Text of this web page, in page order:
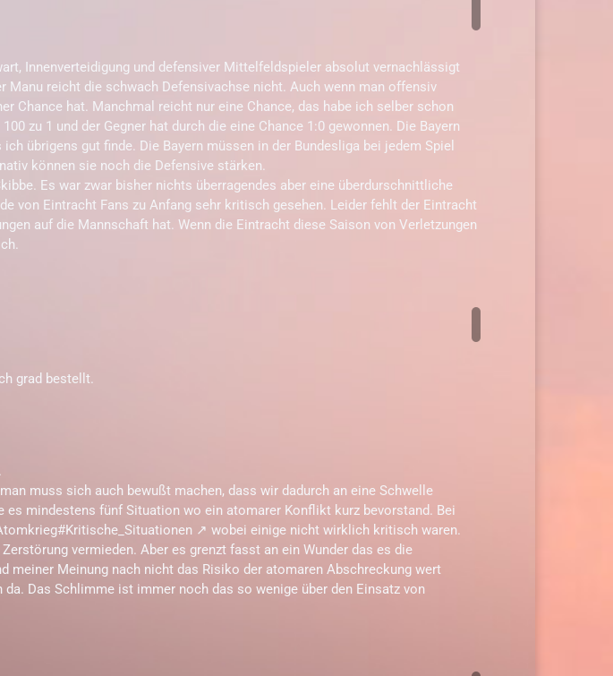
Innenverteidigung und defensiver Mittelfeldspieler absolut vernachlässigt
Manu reicht die schwach Defensivachse nicht. Auch wenn man offensiv
Chance hat. Manchmal reicht nur eine Chance, das habe ich selber schon
zu 1 und der Gegner hat durch die eine Chance 1:0 gewonnen. Die Bayern
übrigens gut finde. Die Bayern müssen in der Bundesliga bei jedem Spiel
können sie noch die Defensive stärken.
Es war zwar bisher nichts überragendes aber eine überdurschnittliche
von Eintracht Fans zu Anfang sehr kritisch gesehen. Leider fehlt der Eintracht
auf die Mannschaft hat. Wenn die Eintracht diese Saison von Verletzungen
grad bestellt.
muss sich auch bewußt machen, dass wir dadurch an eine Schwelle
mindestens fünf Situation wo ein atomarer Konflikt kurz bevorstand. Bei
wobei einige nicht wirklich kritisch waren.
vermieden. Aber es grenzt fasst an ein Wunder das es die
Meinung nach nicht das Risiko der atomaren Abschreckung wert
Das Schlimme ist immer noch das so wenige über den Einsatz von